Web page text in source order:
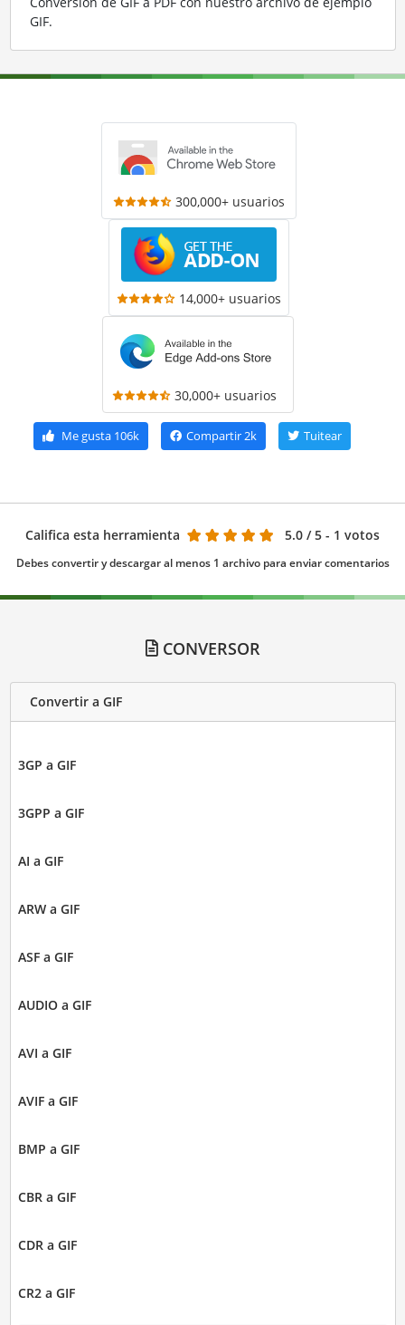
GIF.
300,000+ usuarios
14,000+ usuarios
30,000+ usuarios
Me gusta106k Compartir2k Tuitear
Califica esta herramienta 5.0 / 5 - 1 votos
Debes convertir y descargar al menos 1 archivo para enviar comentarios
CONVERSOR
Convertir a GIF
3GP a GIF
3GPP a GIF
AI a GIF
ARW a GIF
ASF a GIF
AUDIO a GIF
AVI a GIF
AVIF a GIF
BMP a GIF
CBR a GIF
CDR a GIF
CR2 a GIF